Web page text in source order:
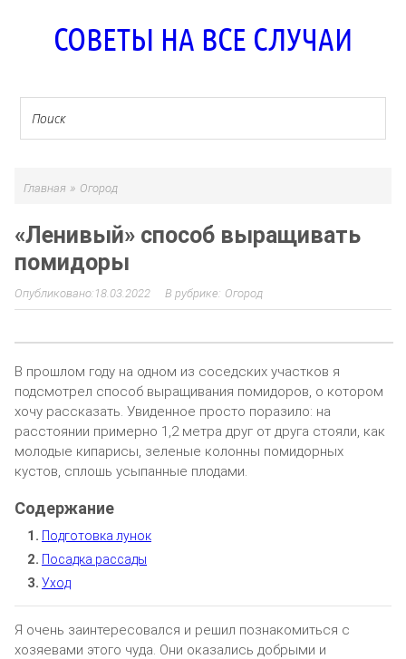
СОВЕТЫ НА ВСЕ СЛУЧАИ
Главная » Огород
«Ленивый» способ выращивать
помидоры
18.03.2022 Огород
В прошлом году на одном из соседских участков я
подсмотрел способ выращивания помидоров, о котором
хочу рассказать. Увиденное просто поразило: на
расстоянии примерно 1,2 метра друг от друга стояли, как
молодые кипарисы, зеленые колонны помидорных
кустов, сплошь усыпанные плодами.
Подготовка лунок
Посадка рассады
Уход
Я очень заинтересовался и решил познакомиться с
хозяевами этого чуда. Они оказались добрыми и